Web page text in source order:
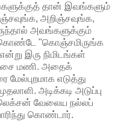
தான் இவங்களும்
அறிஞ்சவுங்க,
அவங்களுக்கும்
கொண்டே "கொஞ்சமிருங்க
என்று இரு நிமிடங்கள்
மணி. அதைக்
மேல்புறமாக எடுத்து
அடிக்கடி அடுப்பு
வேலைய நல்லப்
கொண்டார்.